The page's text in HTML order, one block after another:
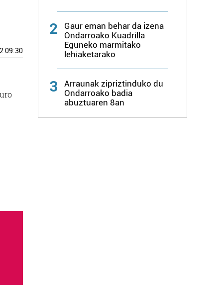
09:30
2
Gaur eman behar da izena
Ondarroako Kuadrilla
Eguneko marmitako
lehiaketarako
3
Arraunak zipriztinduko du
Ondarroako badia
abuztuaren 8an